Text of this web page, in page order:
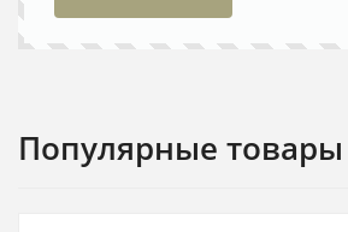
Популярные товары